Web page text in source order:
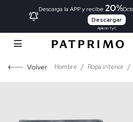
Descarga la APP y recibe 20%
Descargar
Aplican TyC
Volver Hombre Ropa interior